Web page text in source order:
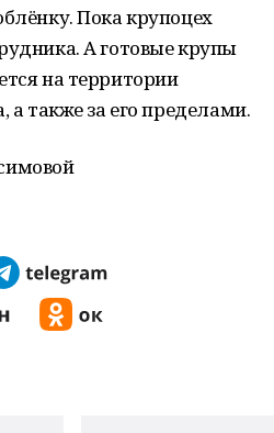
Пока крупоцех
А готовые крупы
на территории
а также за его пределами.